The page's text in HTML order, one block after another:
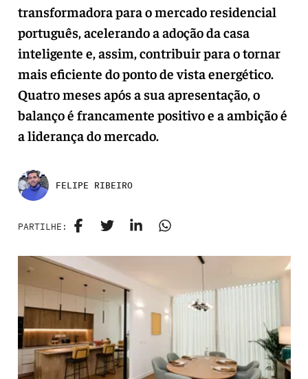
transformadora para o mercado residencial
português, acelerando a adoção da casa
inteligente e, assim, contribuir para o tornar
mais eficiente do ponto de vista energético.
Quatro meses após a sua apresentação, o
balanço é francamente positivo e a ambição é
a liderança do mercado.
FELIPE RIBEIRO
PARTILHE: